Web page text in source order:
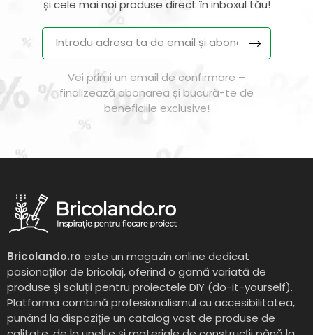
și cele mai noi produse direct în inboxul tău!
Vei primi un email de confirmare –
finalizează abonarea și bucură-te de
beneficiile exclusive!
Bricolando.ro este un magazin online dedicat
pasionaților de bricolaj, oferind o gamă variată de
produse și soluții pentru proiectele DIY (do-it-yourself).
Platforma combină profesionalismul cu accesibilitatea,
punând la dispoziție un catalog vast de produse de